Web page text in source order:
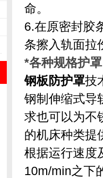
命。
6.在原密封胶
条擦入轨面
*各种规格护
钢板防护罩技
钢制伸缩式导
求也可以为不
的机床种类提
根据运行速度
10m/min之下